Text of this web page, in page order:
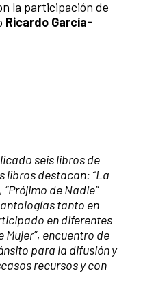
la participación de
Ricardo García-
seis libros de
libros destacan: “La
“Prójimo de Nadie”
tanto en
en diferentes
Mujer”, encuentro de
para la difusión y
recursos y con